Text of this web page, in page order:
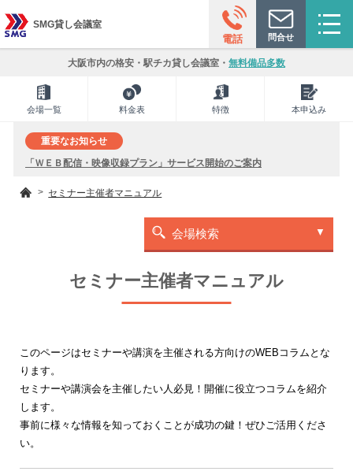
電話 問合せ
SMG貸し会議室
大阪市内の格安・駅チカ貸し会議室・ 無料備品多数
会場一覧 料金表 特徴 本申込み
重要なお知らせ
「ＷＥＢ配信・映像収録プラン」サービス開始のご案内
セミナー主催者マニュアル
会場検索
セミナー主催者マニュアル
このページはセミナーや講演を主催される方向けのWEBコラムとな
ります。
セミナーや講演会を主催したい人必見！開催に役立つコラムを紹介
します。
事前に様々な情報を知っておくことが成功の鍵！ぜひご活用くださ
い。